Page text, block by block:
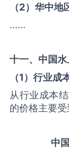
（2）华中地
……
十一、中国
（1）行业成
从行业成本
的价格主要
中国